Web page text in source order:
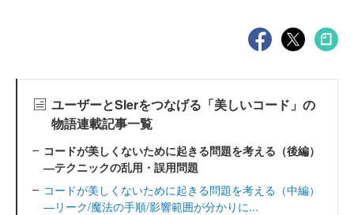
ユーザーとSlerをつなげる「美しいコード」の
物語連載記事一覧
コードが美しくないために起きる問題を考える（後編）
―テクニックの乱用・誤用問題
コードが美しくないために起きる問題を考える（中編）
―リーク/魔法の手順/影響範囲が分かりに...